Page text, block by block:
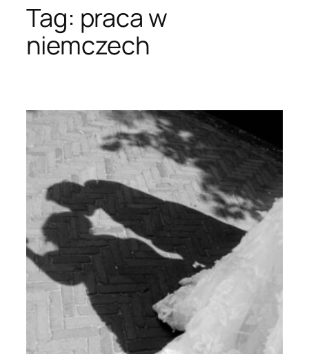
Tag: praca w
niemczech